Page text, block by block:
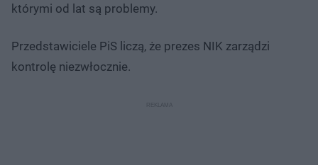
którymi od lat są problemy.
Przedstawiciele PiS liczą, że prezes NIK zarządzi
kontrolę niezwłocznie.